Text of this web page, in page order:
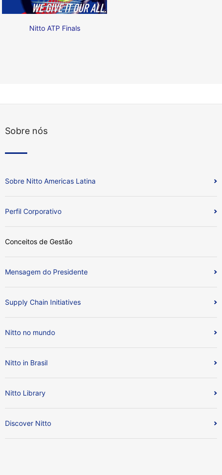
Nitto ATP Finals
Sobre nós
Sobre Nitto Americas Latina
Perfil Corporativo
Conceitos de Gestão
Mensagem do Presidente
Supply Chain Initiatives
Nitto no mundo
Nitto in Brasil
Nitto Library
Discover Nitto